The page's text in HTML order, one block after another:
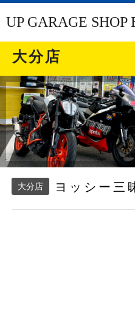
UP GARAGE SHOP
大分店
大分店 ヨッシー三